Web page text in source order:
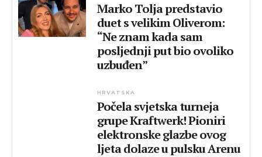
Marko Tolja predstavio
duet s velikim Oliverom:
“Ne znam kada sam
posljednji put bio ovoliko
uzbuđen”
HRVATSKA
Počela svjetska turneja
grupe Kraftwerk! Pioniri
elektronske glazbe ovog
ljeta dolaze u pulsku Arenu